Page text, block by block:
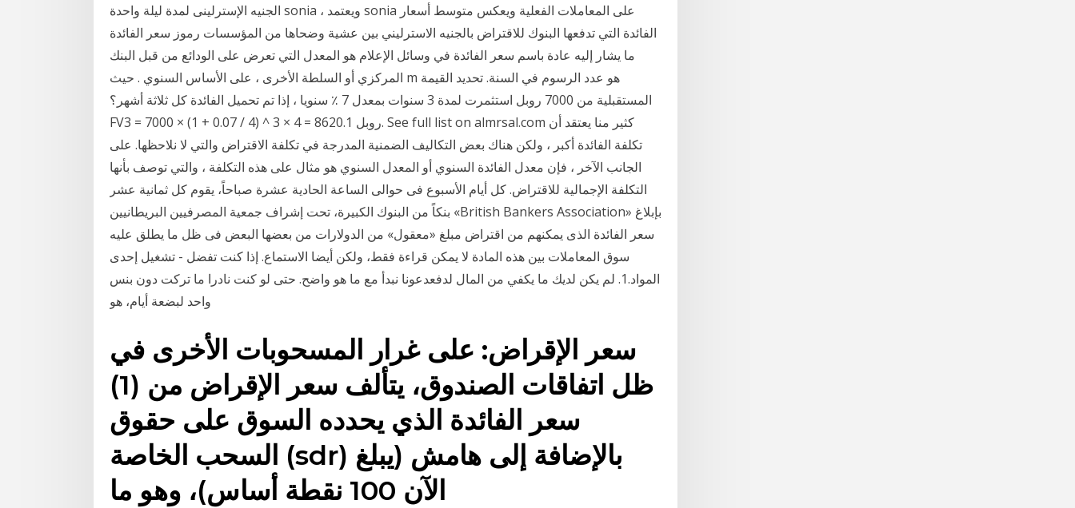
الجنيه الإسترلينى لمدة ليلة واحدة sonia ، ويعتمد sonia على المعاملات الفعلية ويعكس متوسط أسعار
الفائدة التي تدفعها البنوك للاقتراض بالجنيه الاسترليني بين عشية وضحاها من المؤسسات رموز سعر الفائدة
ما يشار إليه عادة باسم سعر الفائدة في وسائل الإعلام هو المعدل التي تعرض على الودائع من قبل البنك
المركزي أو السلطة الأخرى ، على الأساس السنوي . حيث m هو عدد الرسوم في السنة. تحديد القيمة
المستقبلية من 7000 روبل استثمرت لمدة 3 سنوات بمعدل 7 ٪ سنويا ، إذا تم تحميل الفائدة كل ثلاثة أشهر؟
FV3 = 7000 × (1 + 0.07 / 4) ^ 3 × 4 = 8620.1 روبل. See full list on almrsal.com كثير منا يعتقد أن
تكلفة الفائدة أكبر ، ولكن هناك بعض التكاليف الضمنية المدرجة في تكلفة الاقتراض والتي لا نلاحظها. على
الجانب الآخر ، فإن معدل الفائدة السنوي أو المعدل السنوي هو مثال على هذه التكلفة ، والتي توصف بأنها
التكلفة الإجمالية للاقتراض. كل أيام الأسبوع فى حوالى الساعة الحادية عشرة صباحاً، يقوم كل ثمانية عشر
بنكاً من البنوك الكبيرة، تحت إشراف جمعية المصرفيين البريطانيين «British Bankers Association» بإبلاغ
سعر الفائدة الذى يمكنهم من اقتراض مبلغ «معقول» من الدولارات من بعضها البعض فى ظل ما يطلق عليه
سوق المعاملات بين هذه المادة لا يمكن قراءة فقط، ولكن أيضا الاستماع. إذا كنت تفضل - تشغيل إحدى
المواد.1. لم يكن لديك ما يكفي من المال لدفعدعونا نبدأ مع ما هو واضح. حتى لو كنت نادرا ما تركت دون بنس
واحد لبضعة أيام، هو
سعر الإقراض: على غرار المسحوبات الأخرى في
ظل اتفاقات الصندوق، يتألف سعر الإقراض من (1)
سعر الفائدة الذي يحدده السوق على حقوق
السحب الخاصة (sdr) بالإضافة إلى هامش (يبلغ
الآن 100 نقطة أساس)، وهو ما